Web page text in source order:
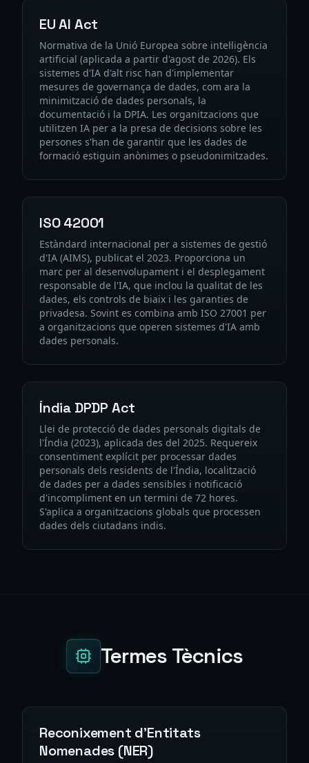
EU AI Act
Normativa de la Unió Europea sobre intel·ligència
artificial (aplicada a partir d'agost de 2026). Els
sistemes d'IA d'alt risc han d'implementar
mesures de governança de dades, com ara la
minimització de dades personals, la
documentació i la DPIA. Les organitzacions que
utilitzen IA per a la presa de decisions sobre les
persones s'han de garantir que les dades de
formació estiguin anònimes o pseudonimitzades.
ISO 42001
Estàndard internacional per a sistemes de gestió
d'IA (AIMS), publicat el 2023. Proporciona un
marc per al desenvolupament i el desplegament
responsable de l'IA, que inclou la qualitat de les
dades, els controls de biaix i les garanties de
privadesa. Sovint es combina amb ISO 27001 per
a organitzacions que operen sistemes d'IA amb
dades personals.
Índia DPDP Act
Llei de protecció de dades personals digitals de
l'Índia (2023), aplicada des del 2025. Requereix
consentiment explícit per processar dades
personals dels residents de l'Índia, localització
de dades per a dades sensibles i notificació
d'incompliment en un termini de 72 hores.
S'aplica a organitzacions globals que processen
dades dels ciutadans indis.
Termes Tècnics
Reconixement d'Entitats
Nomenades (NER)